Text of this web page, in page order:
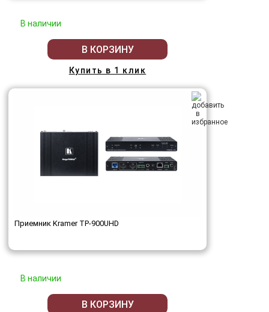
В наличии
В КОРЗИНУ
Купить в 1 клик
Приемник Kramer TP-900UHD
В наличии
В КОРЗИНУ